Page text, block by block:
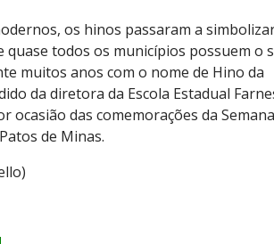
os hinos passaram a
quase todos os municípios possuem o
muitos anos com o nome de Hino da
da diretora da Escola Estadual
ocasião das comemorações da
de Minas.